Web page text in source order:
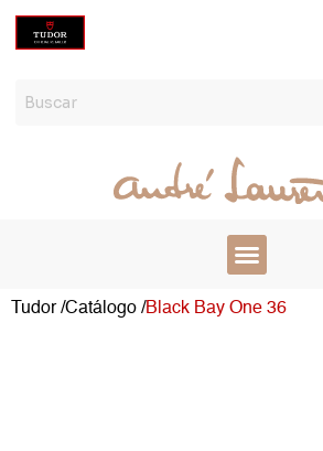
Tudor /Catálogo /Black Bay One 36